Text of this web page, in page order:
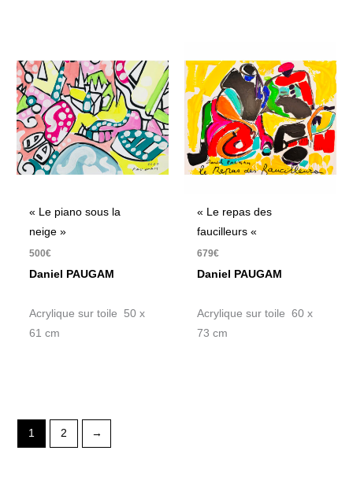
« Le piano sous la
neige »
500€
Daniel PAUGAM
Acrylique sur toile 50 x
61 cm
« Le repas des
faucilleurs «
679€
Daniel PAUGAM
Acrylique sur toile 60 x
73 cm
1 2 →